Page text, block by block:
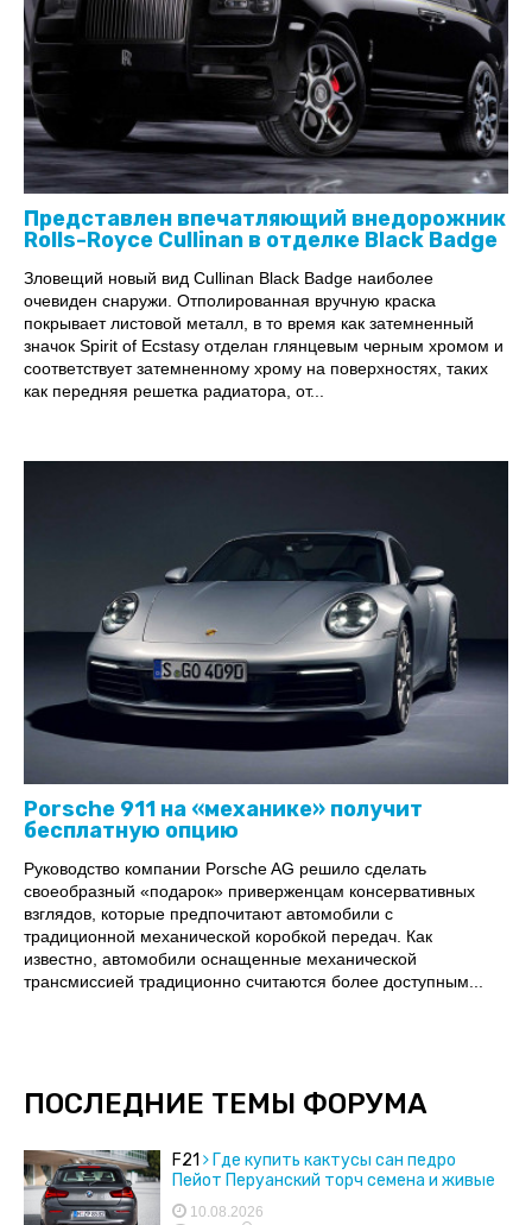
Представлен впечатляющий внедорожник
Rolls-Royce Cullinan в отделке Black Badge
Зловещий новый вид Cullinan Black Badge наиболее
очевиден снаружи. Отполированная вручную краска
покрывает листовой металл, в то время как затемненный
значок Spirit of Ecstasy отделан глянцевым черным хромом и
соответствует затемненному хрому на поверхностях, таких
как передняя решетка радиатора, от...
Porsche 911 на «механике» получит
бесплатную опцию
Руководство компании Porsche AG решило сделать
своеобразный «подарок» приверженцам консервативных
взглядов, которые предпочитают автомобили с
традиционной механической коробкой передач. Как
известно, автомобили оснащенные механической
трансмиссией традиционно считаются более доступным...
ПОСЛЕДНИЕ ТЕМЫ ФОРУМА
F21
Где купить кактусы сан педро
Пейот Перуанский торч семена и живые
кактусы
10.08.2026